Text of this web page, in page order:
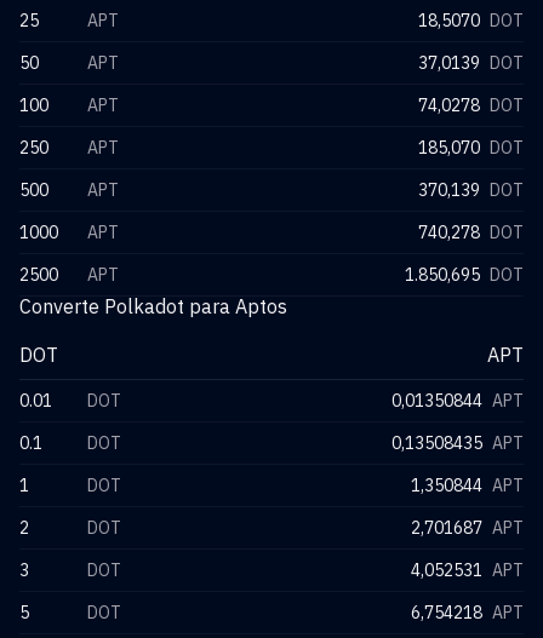
25
APT 18,5070 DOT
50
APT 37,0139 DOT
100
APT 74,0278 DOT
250
APT 185,070 DOT
500
APT 370,139 DOT
1000
APT 740,278 DOT
2500
APT 1.850,695 DOT
Converte Polkadot para Aptos
DOT
APT
0.01 DOT 0,01350844 APT
0.1
DOT 0,13508435 APT
1
DOT 1,350844 APT
2
DOT 2,701687 APT
3
DOT 4,052531 APT
5
DOT 6,754218 APT